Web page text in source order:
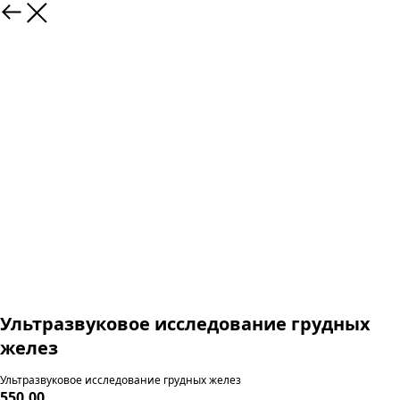
Ультразвуковое исследование грудных
желез
Ультразвуковое исследование грудных желез